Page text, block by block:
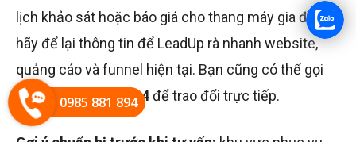
lịch khảo sát hoặc báo giá cho thang máy gia đình,
hãy để lại thông tin để LeadUp rà nhanh website,
quảng cáo và funnel hiện tại. Bạn cũng có thể gọi
hotline0985.881.894để trao đổi trực tiếp.
0985 881 894